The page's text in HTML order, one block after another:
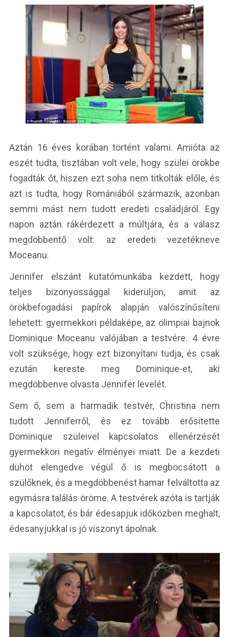
Aztán 16 éves korában történt valami. Amióta az
eszét tudta, tisztában volt vele, hogy szülei örökbe
fogadták őt, hiszen ezt soha nem titkolták előle, és
azt is tudta, hogy Romániából származik, azonban
semmi mást nem tudott eredeti családjáról. Egy
napon aztán rákérdezett a múltjára, és a válasz
megdöbbentő volt: az eredeti vezetékneve
Moceanu.
Jennifer elszánt kutatómunkába kezdett, hogy
teljes bizonyossággal kiderüljön, amit az
örökbefogadási papírok alapján valószínűsíteni
lehetett: gyermekkori példaképe, az olimpiai bajnok
Dominique Moceanu valójában a testvére. 4 évre
volt szüksége, hogy ezt bizonyítani tudja, és csak
ezután kereste meg Dominique-et, aki
megdöbbenve olvasta Jennifer levelét.
Sem ő, sem a harmadik testvér, Christina nem
tudott Jenniferről, és ez tovább erősítette
Dominique szüleivel kapcsolatos ellenérzését
gyermekkori negatív élményei miatt. De a kezdeti
dühöt elengedve végül ő is megbocsátott a
szülőknek, és a megdöbbenést hamar felváltotta az
egymásra találás öröme. A testvérek azóta is tartják
a kapcsolatot, és bár édesapjuk időközben meghalt,
édesanyjukkal is jó viszonyt ápolnak.